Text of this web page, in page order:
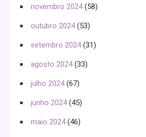
novembro 2024(58)
outubro 2024(53)
setembro 2024(31)
agosto 2024(33)
julho 2024(67)
junho 2024(45)
maio 2024(46)